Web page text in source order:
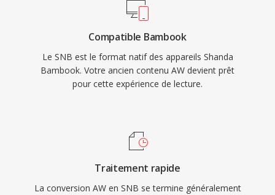
Compatible Bambook
Le SNB est le format natif des appareils Shanda
Bambook. Votre ancien contenu AW devient prêt
pour cette expérience de lecture.
Traitement rapide
La conversion AW en SNB se termine généralement